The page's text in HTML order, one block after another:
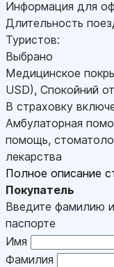
Информация для
Длительность
Туристов:
Выбрано
Медицинское
USD), Спокойний
В страховку
Амбулаторная
помощь,
лекарства
Полное описание
Покупатель
Введите фамилию и
паспорте
Имя
Фамилия